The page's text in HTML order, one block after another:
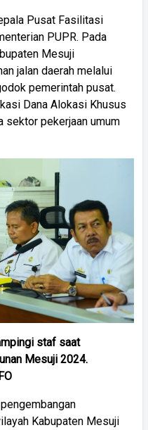
Pusat Fasilitasi
PUPR. Pada
Mesuji
jalan daerah melalui
pemerintah pusat.
Dana Alokasi Khusus
sektor pekerjaan umum
staf saat
Mesuji 2024.
Kabupaten Mesuji